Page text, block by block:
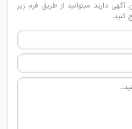
آگهی دارید میتوانید از طریق فرم زیر
کنید.